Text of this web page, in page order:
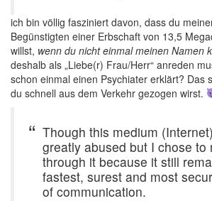
ich bin völlig fasziniert davon, dass du
Begünstigten einer Erbschaft von 13,5
willst, wenn du nicht einmal meinen Namen
deshalb als „Liebe(r) Frau/Herr“ anreden
schon einmal einen Psychiater erklärt? Das
du schnell aus dem Verkehr gezogen wirst.
Though this medium
greatly abused but I chose to
through it because it still
fastest, surest and most
of communication.